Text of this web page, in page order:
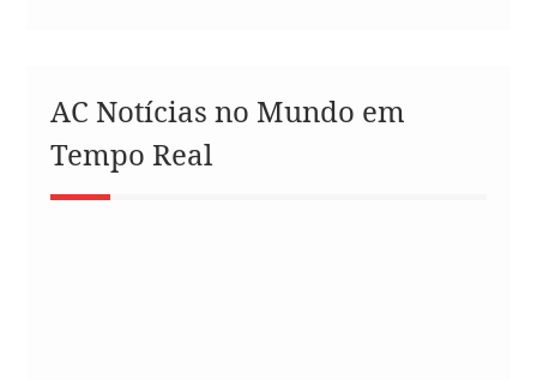
AC Notícias no Mundo em
Tempo Real